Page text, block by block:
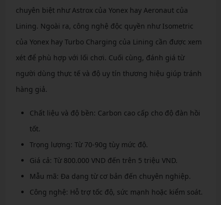
chuyên biệt như Astrox của Yonex hay Aeronaut của
Lining. Ngoài ra, công nghệ độc quyền như Isometric
của Yonex hay Turbo Charging của Lining cần được xem
xét để phù hợp với lối chơi. Cuối cùng, đánh giá từ
người dùng thực tế và độ uy tín thương hiệu giúp tránh
hàng giả.
Chất liệu và độ bền: Carbon cao cấp cho độ đàn hồi
tốt.
Trọng lượng: Từ 70-90g tùy mức độ.
Giá cả: Từ 800.000 VND đến trên 5 triệu VND.
Mẫu mã: Đa dạng từ cơ bản đến chuyên nghiệp.
Công nghệ: Hỗ trợ tốc độ, sức mạnh hoặc kiểm soát.